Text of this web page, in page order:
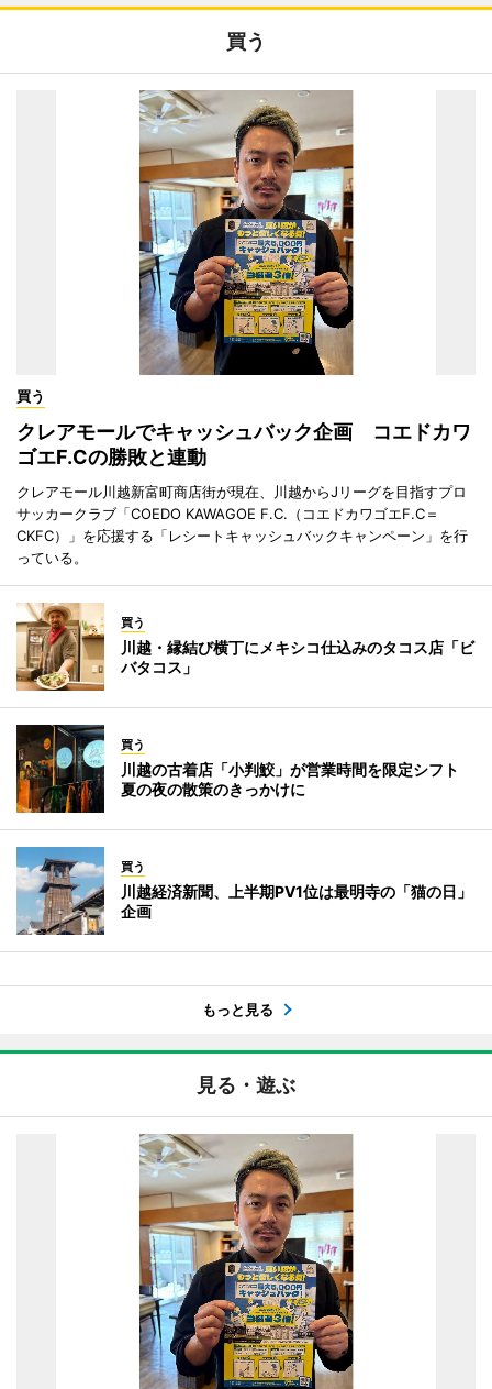
買う
買う
クレアモールでキャッシュバック企画 コエドカワ
ゴエF.Cの勝敗と連動
クレアモール川越新富町商店街が現在、川越からJリーグを目指すプロ
サッカークラブ「COEDO KAWAGOE F.C.（コエドカワゴエF.C＝
CKFC）」を応援する「レシートキャッシュバックキャンペーン」を行
っている。
買う
川越・縁結び横丁にメキシコ仕込みのタコス店「ビ
バタコス」
買う
川越の古着店「小判鮫」が営業時間を限定シフト
夏の夜の散策のきっかけに
買う
川越経済新聞、上半期PV1位は最明寺の「猫の日」
企画
もっと見る
見る・遊ぶ